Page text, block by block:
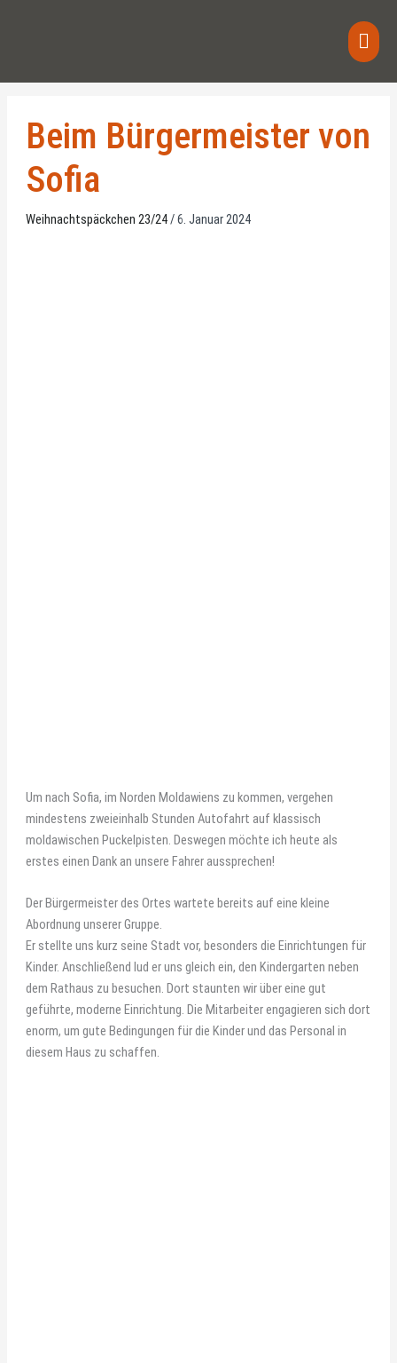
Beim Bürgermeister von
Sofia
Weihnachtspäckchen 23/24/6. Januar 2024
Um nach Sofia, im Norden Moldawiens zu kommen, vergehen
mindestens zweieinhalb Stunden Autofahrt auf klassisch
moldawischen Puckelpisten. Deswegen möchte ich heute als
erstes einen Dank an unsere Fahrer aussprechen!
Der Bürgermeister des Ortes wartete bereits auf eine kleine
Abordnung unserer Gruppe.
Er stellte uns kurz seine Stadt vor, besonders die Einrichtungen für
Kinder. Anschließend lud er uns gleich ein, den Kindergarten neben
dem Rathaus zu besuchen. Dort staunten wir über eine gut
geführte, moderne Einrichtung. Die Mitarbeiter engagieren sich dort
enorm, um gute Bedingungen für die Kinder und das Personal in
diesem Haus zu schaffen.